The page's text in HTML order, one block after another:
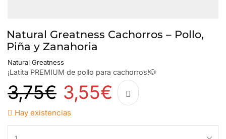
Natural Greatness Cachorros – Pollo,
Piña y Zanahoria
Natural Greatness
¡Latita PREMIUM de pollo para cachorros!🐶
3,75€ 3,55€
Hay existencias